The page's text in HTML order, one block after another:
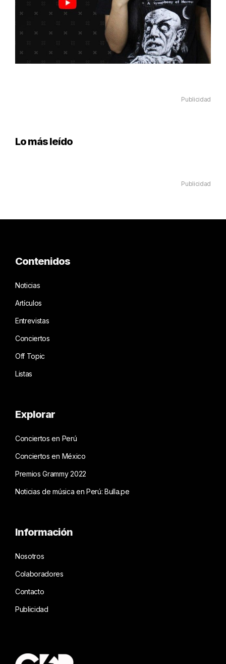
Publicidad
Lo más leído
Publicidad
Contenidos
Noticias
Artículos
Entrevistas
Conciertos
Off Topic
Listas
Explorar
Conciertos en Perú
Conciertos en México
Premios Grammy 2022
Noticias de música en Perú: Bulla.pe
Información
Nosotros
Colaboradores
Contacto
Publicidad